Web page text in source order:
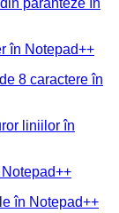
în Notepad++
8 caractere în
liniilor în
în Notepad++